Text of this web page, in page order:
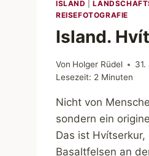
ISLAND |
REISEFOTOGRAFIE
Island.
Von Holger Rüdel
Lesezeit: 2 Minuten
Nicht von
sondern ein
Das ist
Basaltfelsen an